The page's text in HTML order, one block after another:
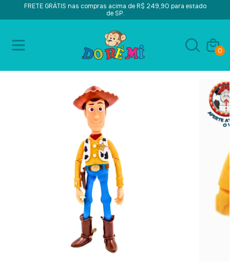
FRETE GRÁTIS nas compras acima de R$ 249,90 para estado
de SP.
0